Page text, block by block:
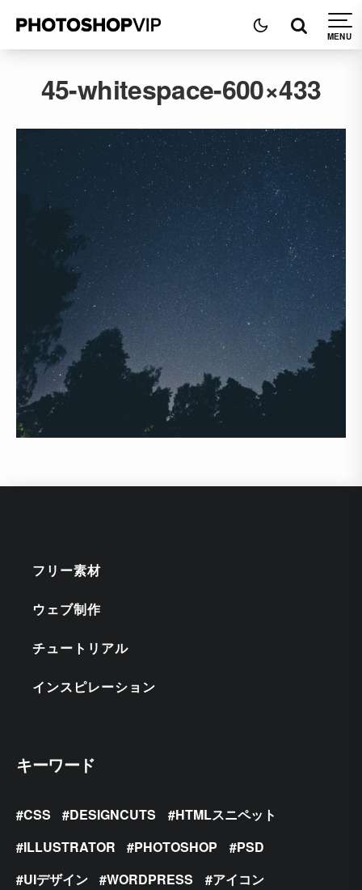
45-whitespace-600×433
フリー素材
ウェブ制作
チュートリアル
インスピレーション
キーワード
CSS DESIGNCUTS
HTMLスニペット
ILLUSTRATOR
PHOTOSHOP
PSD
UIデザイン
WORDPRESS
アイコン